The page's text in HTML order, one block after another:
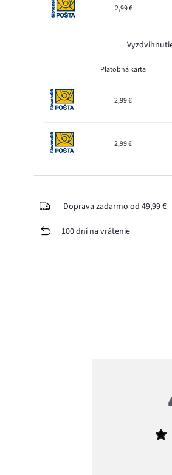
2,99 €
Platobná karta
2,99 €
2,99 €
Doprava zadarmo od 49,99 €
100 dní na vrátenie